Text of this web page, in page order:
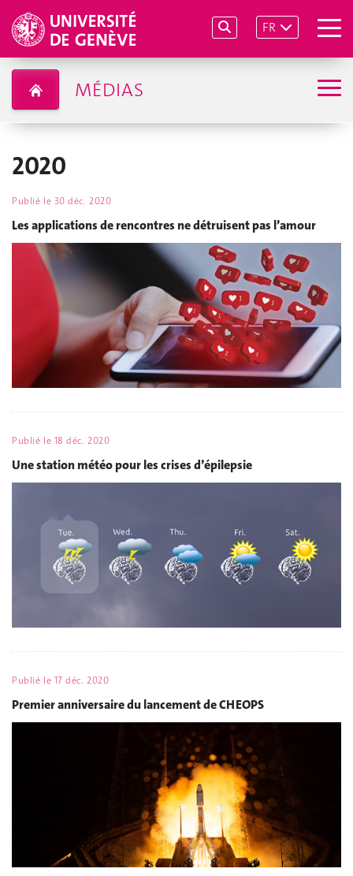
FR
MÉDIAS
2020
Publié le 30 déc. 2020
Les applications de rencontres ne détruisent pas l’amour
Publié le 18 déc. 2020
Une station météo pour les crises d’épilepsie
Publié le 17 déc. 2020
Premier anniversaire du lancement de CHEOPS